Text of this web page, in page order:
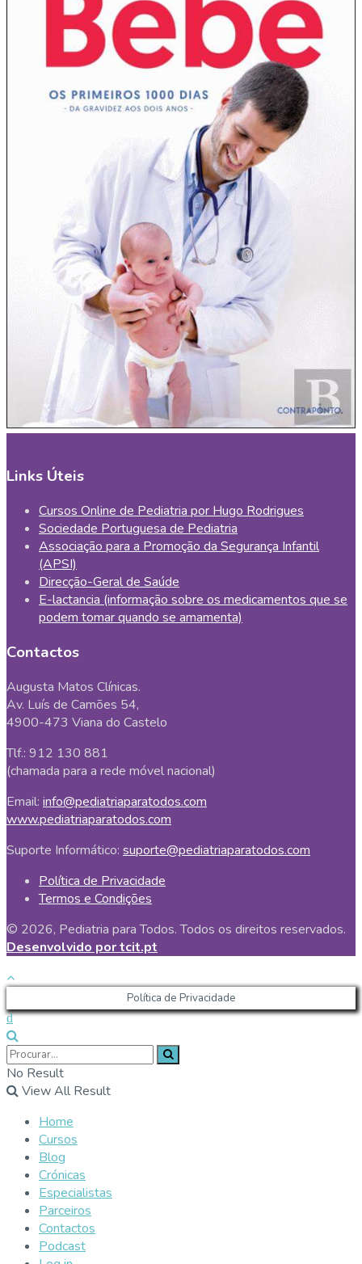
Links Úteis
Cursos Online de Pediatria por Hugo Rodrigues
Sociedade Portuguesa de Pediatria
Associação para a Promoção da Segurança Infantil
(APSI)
Direcção-Geral de Saúde
E-lactancia (informação sobre os medicamentos que se
podem tomar quando se amamenta)
Contactos
Augusta Matos Clínicas.
Av. Luís de Camões 54,
4900-473 Viana do Castelo
Tlf.: 912 130 881
(chamada para a rede móvel nacional)
Email: info@pediatriaparatodos.com
www.pediatriaparatodos.com
Suporte Informático: suporte@pediatriaparatodos.com
Política de Privacidade
Termos e Condições
© 2026, Pediatria para Todos. Todos os direitos reservados.
Desenvolvido por tcit.pt
Política de Privacidade
No Result
View All Result
Home
Cursos
Blog
Crónicas
Especialistas
Parceiros
Contactos
Podcast